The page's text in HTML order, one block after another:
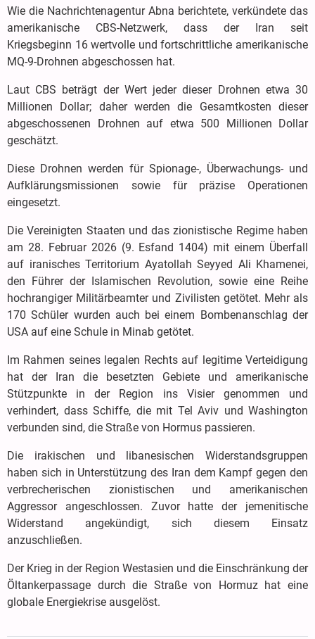
Wie die Nachrichtenagentur Abna berichtete, verkündete das
amerikanische CBS-Netzwerk, dass der Iran seit
Kriegsbeginn 16 wertvolle und fortschrittliche amerikanische
MQ-9-Drohnen abgeschossen hat.
Laut CBS beträgt der Wert jeder dieser Drohnen etwa 30
Millionen Dollar; daher werden die Gesamtkosten dieser
abgeschossenen Drohnen auf etwa 500 Millionen Dollar
geschätzt.
Diese Drohnen werden für Spionage-, Überwachungs- und
Aufklärungsmissionen sowie für präzise Operationen
eingesetzt.
Die Vereinigten Staaten und das zionistische Regime haben
am 28. Februar 2026 (9. Esfand 1404) mit einem Überfall
auf iranisches Territorium Ayatollah Seyyed Ali Khamenei,
den Führer der Islamischen Revolution, sowie eine Reihe
hochrangiger Militärbeamter und Zivilisten getötet. Mehr als
170 Schüler wurden auch bei einem Bombenanschlag der
USA auf eine Schule in Minab getötet.
Im Rahmen seines legalen Rechts auf legitime Verteidigung
hat der Iran die besetzten Gebiete und amerikanische
Stützpunkte in der Region ins Visier genommen und
verhindert, dass Schiffe, die mit Tel Aviv und Washington
verbunden sind, die Straße von Hormus passieren.
Die irakischen und libanesischen Widerstandsgruppen
haben sich in Unterstützung des Iran dem Kampf gegen den
verbrecherischen zionistischen und amerikanischen
Aggressor angeschlossen. Zuvor hatte der jemenitische
Widerstand angekündigt, sich diesem Einsatz
anzuschließen.
Der Krieg in der Region Westasien und die Einschränkung der
Öltankerpassage durch die Straße von Hormuz hat eine
globale Energiekrise ausgelöst.